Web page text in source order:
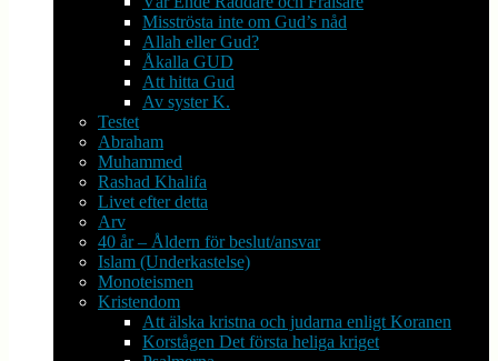
Misströsta inte om Gud’s nåd
Allah eller Gud?
Åkalla GUD
Att hitta Gud
Av syster K.
Testet
Abraham
Muhammed
Rashad Khalifa
Livet efter detta
Arv
40 år – Åldern för beslut/ansvar
Islam (Underkastelse)
Monoteismen
Kristendom
Att älska kristna och judarna enligt Koranen
Korstågen Det första heliga kriget